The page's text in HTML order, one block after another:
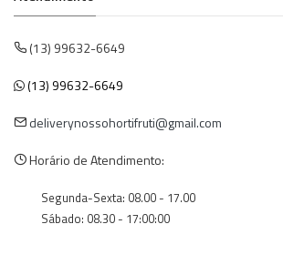
(13) 99632-6649
(13) 99632-6649
deliverynossohortifruti@gmail.com
Horário de Atendimento:
Segunda-Sexta: 08.00 - 17.00
Sábado: 08.30 - 17:00:00